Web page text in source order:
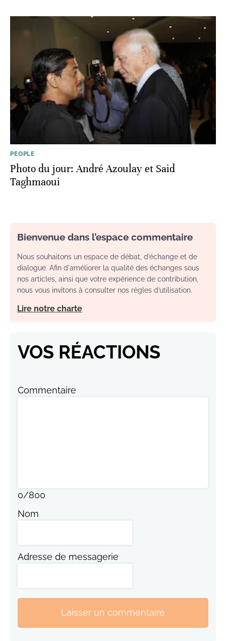
PEOPLE
Photo du jour: André Azoulay et Said
Taghmaoui
Bienvenue dans l’espace commentaire
Nous souhaitons un espace de débat, d’échange et de
dialogue. Afin d'améliorer la qualité des échanges sous
nos articles, ainsi que votre expérience de contribution,
nous vous invitons à consulter nos règles d’utilisation.
Lire notre charte
VOS RÉACTIONS
Commentaire
0/800
Nom
Adresse de messagerie
Laisser un commentaire